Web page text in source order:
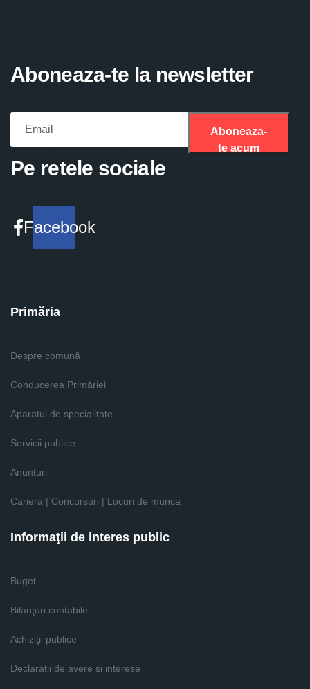
Aboneaza-te la newsletter
Aboneaza-
te acum
Pe retele sociale
Facebook
Primăria
Despre comună
Conducerea Primăriei
Aparatul de specialitate
Servicii publice
Anunturi
Cariera | Concursuri | Locuri de munca
Informaţii de interes public
Buget
Bilanţuri contabile
Achiziţii publice
Declaratii de avere si interese